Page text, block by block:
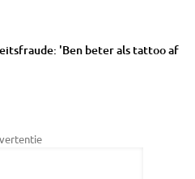
'Ben beter als tattoo af